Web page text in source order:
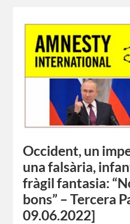
Occident, un
una falsària,
fràgil fantasia:
bons” – Tercera
09.06.2022]